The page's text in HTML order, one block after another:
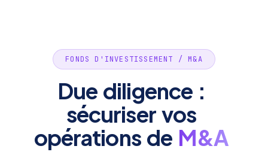
FONDS D'INVESTISSEMENT / M&A
Due diligence :
sécuriser vos
opérations de M&A